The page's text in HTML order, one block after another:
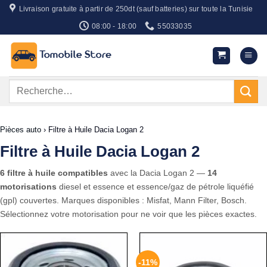
Passer
contenu
Livraison gratuite à partir de 250dt (sauf batteries) sur toute la Tunisie
08:00 - 18:00 55033035
Recherche
Pièces auto › Filtre à Huile Dacia Logan 2
Filtre à Huile Dacia Logan 2
6 filtre à huile compatibles avec la Dacia Logan 2 — 14
motorisations diesel et essence et essence/gaz de pétrole liquéfié
(gpl) couvertes. Marques disponibles : Misfat, Mann Filter, Bosch.
Sélectionnez votre motorisation pour ne voir que les pièces exactes.
-11%